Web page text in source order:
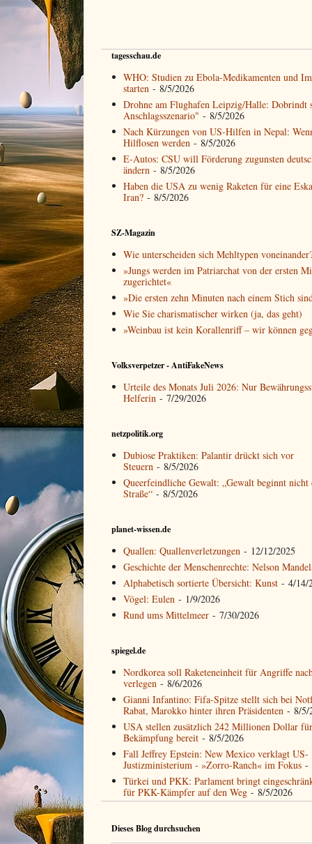
tagesschau.de
WHO: Studien zu Ebola-Medikamenten und
starten - 8/5/2026
Drohne am Flughafen Leipzig/Halle: Dobrindt
Anschlagsszenario" - 8/5/2026
Nach Kürzungen von US-Hilfen in Nepal:
Hilflosen werden - 8/5/2026
E-Autos: CSU will Förderung zugunsten
ändern - 8/5/2026
Haben die USA zu wenig Raketen für eine
Iran? - 8/5/2026
SZ-Magazin
Wie unterscheiden sich Mehltypen
»Jungs werden im Patriarchat von der ersten
zugerichtet«
»Die ersten zehn Minuten nach einem Stich
Wie Sie charismatischer wirken (ja, das geht)
»Weinbau ist kein Korallenriff – wir können
Volksverpetzer - AntiFakeNews
Urteile des Monats Juli 2026: Nur
Helferin - 7/29/2026
netzpolitik.org
Dubiose Praktiken: Palantir drückt sich vor
Steuern - 8/5/2026
Queerfeindliche Gewalt: „Gewalt beginnt nicht
Straße“ - 8/5/2026
planet-wissen.de
Quallen: Quallenverletzungen - 12/12/2025
Geschichte der Menschenrechte: Nelson
Alphabetisch sortierte Übersicht: Kunst - 4/14/
Vögel: Eulen - 1/9/2026
Rund ums Mittelmeer - 7/30/2026
spiegel.de
Nordkorea soll Raketeneinheit für Angriffe
verlegen - 8/6/2026
Gianni Infantino: Fifa-Spitze stellt sich bei
Rabat, Marokko hinter ihren Präsidenten - 8/5/
USA stellen zusätzlich 242 Millionen Dollar
Bekämpfung bereit - 8/5/2026
Fall Jeffrey Epstein: New Mexico verklagt US-
Justizministerium - »Zorro-Ranch« im Fokus -
Türkei und PKK: Parlament bringt
für PKK-Kämpfer auf den Weg - 8/5/2026
Dieses Blog durchsuchen